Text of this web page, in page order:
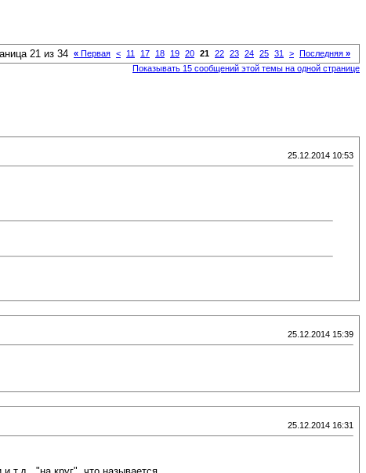
21 из 34 « Первая < 11 17 18 19 20 21 22 23 24 25 31 > Последняя »
Показывать 15 сообщений этой темы на одной странице
25.12.2014 10:53
25.12.2014 15:39
25.12.2014 16:31